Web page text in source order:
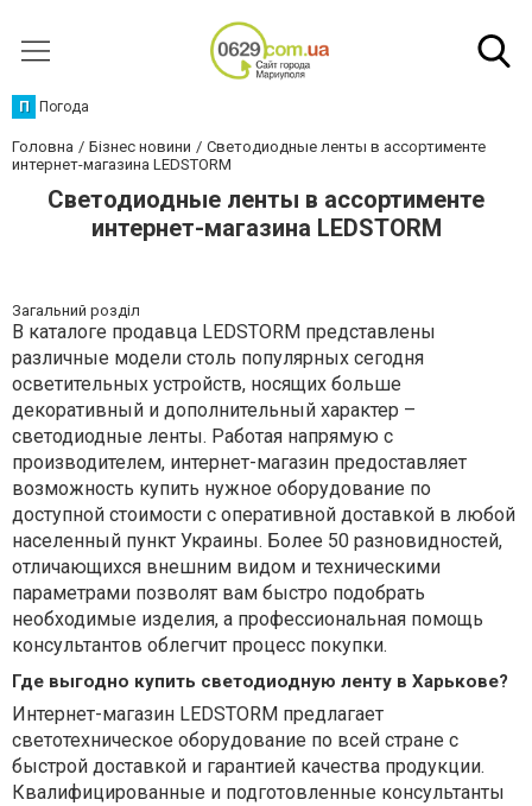
П Погода
Головна Бізнес новини
Светодиодные ленты в ассортименте
интернет-магазина LEDSTORM
Светодиодные ленты в ассортименте
интернет-магазина LEDSTORM
Загальний розділ
В каталоге продавца LEDSTORM представлены
различные модели столь популярных сегодня
осветительных устройств, носящих больше
декоративный и дополнительный характер –
светодиодные ленты. Работая напрямую с
производителем, интернет-магазин предоставляет
возможность купить нужное оборудование по
доступной стоимости с оперативной доставкой в любой
населенный пункт Украины. Более 50 разновидностей,
отличающихся внешним видом и техническими
параметрами позволят вам быстро подобрать
необходимые изделия, а профессиональная помощь
консультантов облегчит процесс покупки.
Где выгодно купить cветодиодную ленту в Харькове?
Интернет-магазин LEDSTORM предлагает
светотехническое оборудование по всей стране с
быстрой доставкой и гарантией качества продукции.
Квалифицированные и подготовленные консультанты